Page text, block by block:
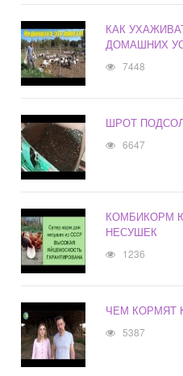
КАК
ДОМАШНИХ
7448
ШРОТ
6647
КОМБИКОРМ
НЕСУШЕК
1236
ЧЕМ КОРМЯТ
5387